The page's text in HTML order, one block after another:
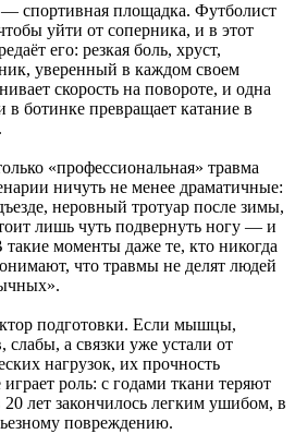
спортивная площадка. Футболист
уйти от соперника, и в этот
его: резкая боль, хруст,
уверенный в каждом своем
скорость на повороте, и одна
в ботинке превращает катание в
«профессиональная» травма
ничуть не менее драматичные:
неровный тротуар после зимы,
лишь чуть подвернуть ногу — и
моменты даже те, кто никогда
что травмы не делят людей
подготовки. Если мышцы,
а связки уже устали от
нагрузок, их прочность
роль: с годами ткани теряют
20 лет закончилось легким ушибом, в
повреждению.